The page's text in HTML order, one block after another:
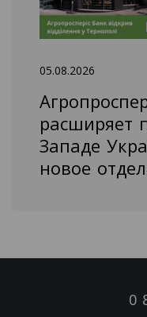
05.08.2026
расширяет
Западе
новое
0